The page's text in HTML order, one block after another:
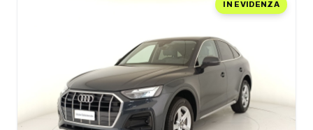
IN EVIDENZA